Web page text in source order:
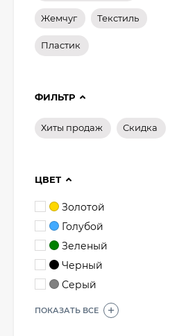
Жемчуг Текстиль
Пластик
ФИЛЬТР
Хиты продаж Скидка
ЦВЕТ
Золотой
Голубой
Зеленый
Черный
Серый
ПОКАЗАТЬ ВСЕ